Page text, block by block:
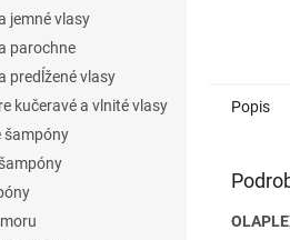
jemné vlasy
parochne
predĺžené vlasy
kučeravé a vlnité vlasy
šampóny
Popis